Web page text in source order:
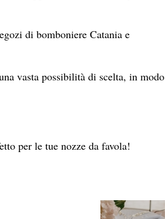
di bomboniere Catania e
vasta possibilità di scelta, in modo
per le tue nozze da favola!